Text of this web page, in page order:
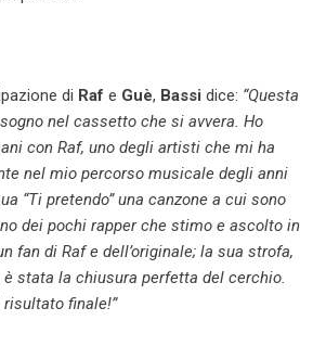
di Raf e Guè, Bassi dice: “Questa
nel cassetto che si avvera. Ho
con Raf, uno degli artisti che mi ha
nel mio percorso musicale degli anni
“Ti pretendo” una canzone a cui sono
dei pochi rapper che stimo e ascolto in
fan di Raf e dell’originale; la sua strofa,
stata la chiusura perfetta del cerchio.
finale!”